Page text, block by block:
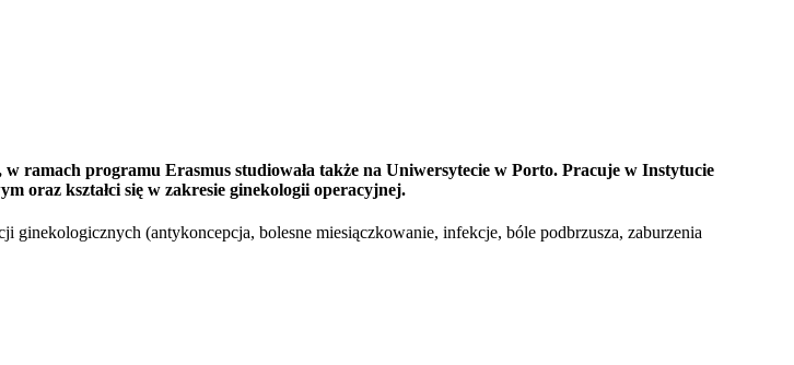
ramach programu Erasmus studiowała także na Uniwersytecie w Porto. Pracuje w Instytucie
oraz kształci się w zakresie ginekologii operacyjnej.
(antykoncepcja, bolesne miesiączkowanie, infekcje, bóle podbrzusza, zaburzenia